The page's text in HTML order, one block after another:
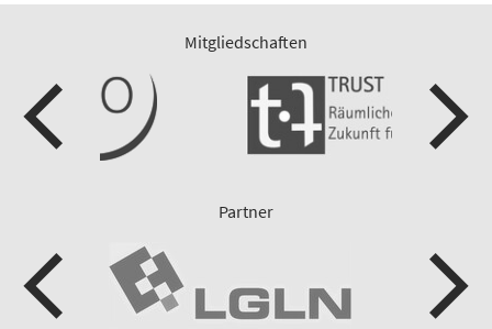
Mitgliedschaften
Partner